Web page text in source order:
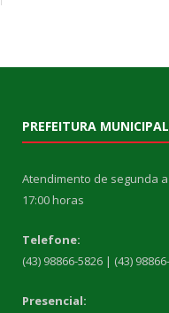
PREFEITURA
Atendimento de segunda a
17:00 horas
Telefone:
(43) 98866-5826 | (43)
Presencial: